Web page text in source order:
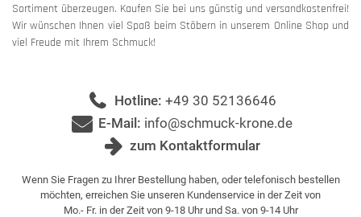
Sortiment überzeugen. Kaufen Sie bei uns günstig und versandkostenfrei!
Wir wünschen Ihnen viel Spaß beim Stöbern in unserem Online Shop und
viel Freude mit Ihrem Schmuck!
Hotline: +49 30 52136646
E-Mail: info@schmuck-krone.de
zum Kontaktformular
Wenn Sie Fragen zu Ihrer Bestellung haben, oder telefonisch bestellen
möchten, erreichen Sie unseren Kundenservice in der Zeit von
Mo.- Fr. in der Zeit von 9-18 Uhr und Sa. von 9-14 Uhr